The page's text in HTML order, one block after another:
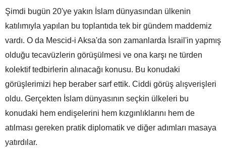
Şimdi bugün 20'ye yakın İslam dünyasından ülkenin
katılımıyla yapılan bu toplantıda tek bir gündem maddemiz
vardı. O da Mescid-i Aksa'da son zamanlarda İsrail'in yapmış
olduğu tecavüzlerin görüşülmesi ve ona karşı ne türden
kolektif tedbirlerin alınacağı konusu. Bu konudaki
görüşlerimizi hep beraber sarf ettik. Ciddi görüş alışverişleri
oldu. Gerçekten İslam dünyasının seçkin ülkeleri bu
konudaki hem endişelerini hem kızgınlıklarını hem de
atılması gereken pratik diplomatik ve diğer adımları masaya
yatırdılar.